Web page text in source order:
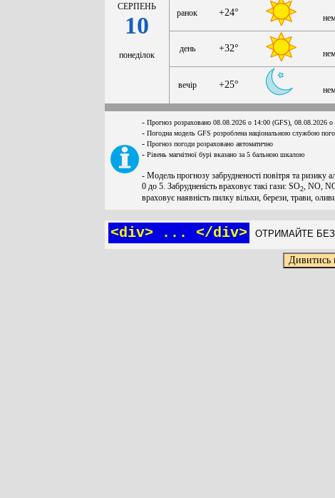
СЕРПЕНЬ
10
понеділок
ранок +24°
день +32°
вечір +25°
- Прогноз розраховано 08.08.2026 о 14:00 (GFS), 08.08.2026
- Погодна модель GFS розроблена національною службою
- Прогноз погоди розраховано автоматично
- Рівень магнітної бурі вказано за 5 бальною шкалою
- Модель прогнозу забрудненості повітря та ризику
0 до 5. Забрудненість враховує такі гази: SO2 , NO,
враховує наявність пилку вільхи, берези, трави,
<div> ... </div> ОТРИМАЙТЕ